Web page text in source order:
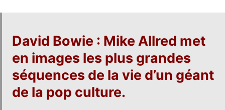
David Bowie : Mike Allred met
en images les plus grandes
séquences de la vie d’un géant
de la pop culture.